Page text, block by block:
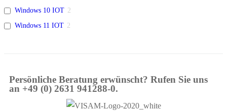
Windows 10 IOT 2
Windows 11 IOT 2
Persönliche Beratung erwünscht? Rufen Sie uns
an +49 (0) 2631 941288-0.